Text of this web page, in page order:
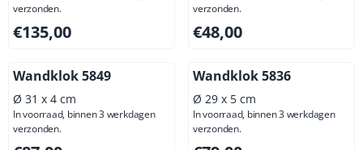
verzonden.
Prijs: 135,00, exclusief btw: 111,57
€135,00
verzonden.
Prijs: 48,00, exclusief btw:
€48,00
Wandklok 5849
Ø 31 x 4 cm
In voorraad, binnen 3 werkdagen
verzonden.
Wandklok 5836
Ø 29 x 5 cm
In voorraad, binnen 3 werkdagen
verzonden.